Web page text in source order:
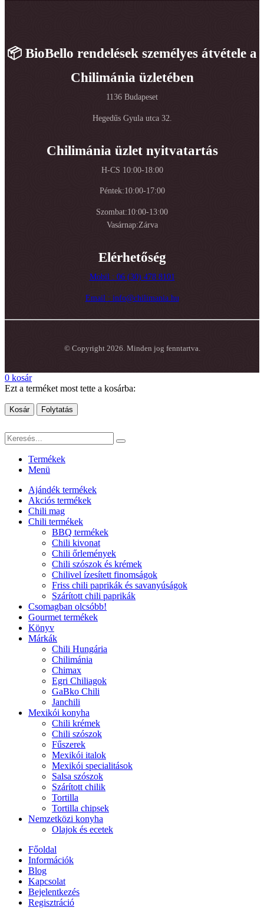
📦 BioBello rendelések személyes átvétele a
Chilimánia üzletében
1136 Budapeset
Hegedűs Gyula utca 32.
Chilimánia üzlet nyitvatartás
H-CS 10:00-18:00
Péntek:10:00-17:00
Szombat:10:00-13:00
Vasárnap:Zárva
Elérhetőség
Mobil : 06 (30) 478 8101
Email : info@chilimania.hu
© Copyright 2026. Minden jog fenntartva.
0 kosár
Ezt a terméket most tette a kosárba:
Kosár Folytatás
Termékek
Menü
Ajándék termékek
Akciós termékek
Chili mag
Chili termékek
BBQ termékek
Chili kivonat
Chili őrlemények
Chili szószok és krémek
Chilivel ízesített finomságok
Friss chili paprikák és savanyúságok
Szárított chili paprikák
Csomagban olcsóbb!
Gourmet termékek
Könyv
Márkák
Chili Hungária
Chilimánia
Chimax
Egri Chiliagok
GaBko Chili
Janchili
Mexikói konyha
Chili krémek
Chili szószok
Fűszerek
Mexikói italok
Mexikói specialitások
Salsa szószok
Szárított chilik
Tortilla
Tortilla chipsek
Nemzetközi konyha
Olajok és ecetek
Főoldal
Információk
Blog
Kapcsolat
Bejelentkezés
Regisztráció